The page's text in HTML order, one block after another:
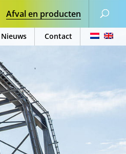
Nieuws Contact
Afval en producten